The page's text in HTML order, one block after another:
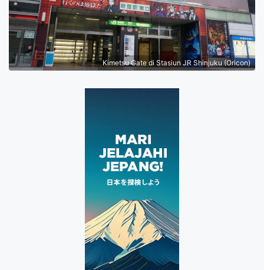
Kimetsu Gate di Stasiun JR Shinjuku (Oricon)